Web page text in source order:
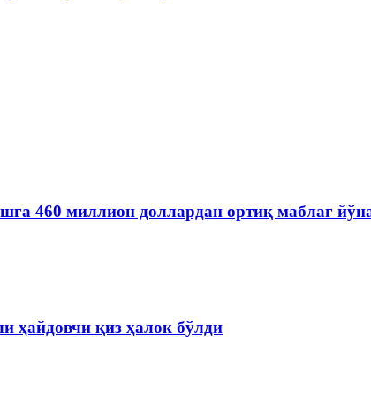
460 миллион доллардан ортиқ маблағ
ҳайдовчи қиз ҳалок бўлди